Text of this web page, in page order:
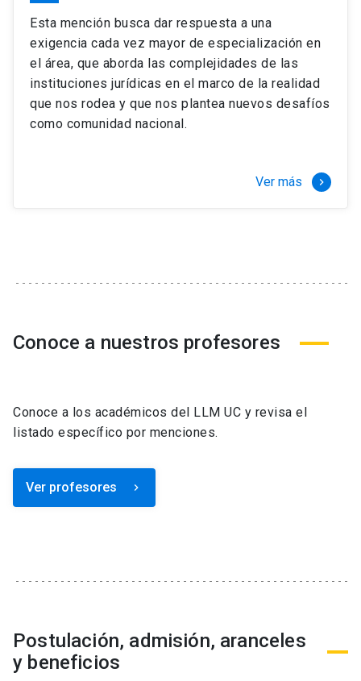
Esta mención busca dar respuesta a una
exigencia cada vez mayor de especialización en
el área, que aborda las complejidades de las
instituciones jurídicas en el marco de la realidad
que nos rodea y que nos plantea nuevos desafíos
como comunidad nacional.
Ver más keyboard_arrow_right
Conoce a nuestros profesores
Conoce a los académicos del LLM UC y revisa el
listado específico por menciones.
Ver profesores keyboard_arrow_right
Postulación, admisión, aranceles
y beneficios